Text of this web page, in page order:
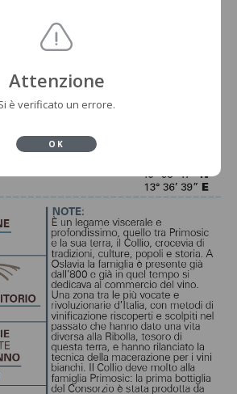
Attenzione
è verificato un errore.
OK